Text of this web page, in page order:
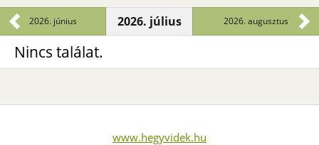
2026. június 2026. július 2026. augusztus
Nincs találat.
www.hegyvidek.hu